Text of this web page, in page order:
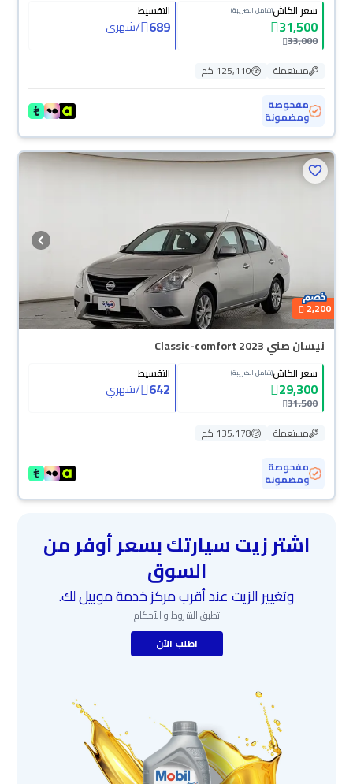
سعر الكاش(شامل الضريبة)
31,500
33,000
التقسيط
689
/شهري
مستعملة
125,110 كم
مفحوصة
ومضمونة
2,200
نيسان صني Classic-comfort 2023
سعر الكاش(شامل الضريبة)
29,300
31,500
التقسيط
642
/شهري
مستعملة
135,178 كم
مفحوصة
ومضمونة
اشتر زيت سيارتك بسعر أوفر من
السوق
وتغيير الزيت عند أقرب مركز خدمة موبيل لك.
تطبق الشروط و الأحكام
اطلب الآن